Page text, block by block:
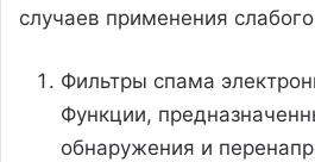
случаев применения
Фильтры спама
Функции,
обнаружения и